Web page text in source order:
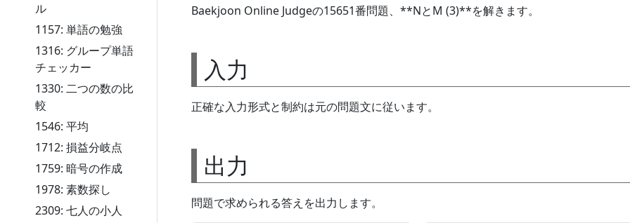
ル
1157: 単語の勉強
1316: グループ単語
チェッカー
1330: 二つの数の比
較
1546: 平均
1712: 損益分岐点
1759: 暗号の作成
1978: 素数探し
2309: 七人の小人
Baekjoon Online Judgeの15651番問題、**NとM (3)**を解きます。
入力
正確な入力形式と制約は元の問題文に従います。
出力
問題で求められる答えを出力します。